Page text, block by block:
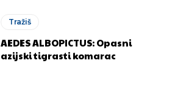
Tražiš
AEDES ALBOPICTUS: Opasni
azijski tigrasti komarac